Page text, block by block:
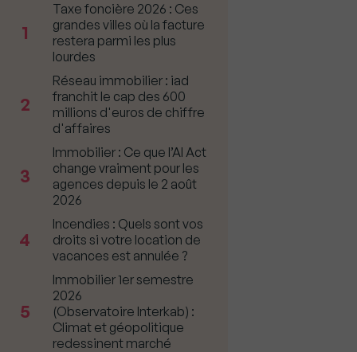
1
Taxe foncière 2026 : Ces
grandes villes où la facture
restera parmi les plus
lourdes
2
Réseau immobilier : iad
franchit le cap des 600
millions d'euros de chiffre
d'affaires
3
Immobilier : Ce que l’AI Act
change vraiment pour les
agences depuis le 2 août
2026
4
Incendies : Quels sont vos
droits si votre location de
vacances est annulée ?
5
Immobilier 1er semestre
2026
(Observatoire Interkab) :
Climat et géopolitique
redessinent marché